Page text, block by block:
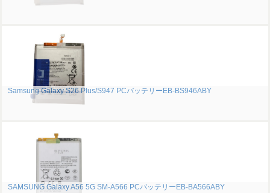
Samsung Galaxy S26 Plus/S947 PCバッテリーEB-BS946ABY
SAMSUNG Galaxy A56 5G SM-A566 PCバッテリーEB-BA566ABY